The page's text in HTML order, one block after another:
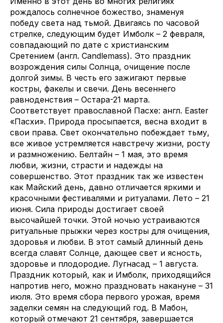
рождалось солнечное божество, знаменуя
победу света над тьмой. Двигаясь по часовой
стрелке, следующим будет Имболк – 2 февраля,
совпадающий по дате с христианским
Сретением (англ. Candlemass). Это праздник
возрождения силы Солнца, очищение после
долгой зимы. В честь его зажигают первые
костры, факелы и свечи. День весеннего
равноденствия – Остара-21 марта.
Соответствует православной Пасхе: англ. Easter
«Пасхи». Природа просыпается, весна входит в
свои права. Свет окончательно побеждает тьму,
все живое устремляется навстречу жизни, росту
и размножению. Белтайн – 1 мая, это время
любви, жизни, страсти и надежды на
совершенство. Этот праздник так же известен
как Майский день, давно отличается яркими и
красочными фестивалями и ритуалами. Лето – 21
июня. Сила природы достигает своей
высочайшей точки. Этой ночью устраиваются
ритуальные прыжки через костры для очищения,
здоровья и любви. В этот самый длинный день
всегда славят Солнце, дающее свет и ясность,
здоровье и плодородие. Лугнасад – 1 августа.
Праздник который, как и Имболк, приходящийся
напротив него, можно праздновать накануне – 31
июля. Это время сбора первого урожая, время
заделки семян на следующий год. В Мабон,
который отмечают 21 сентября, завершается